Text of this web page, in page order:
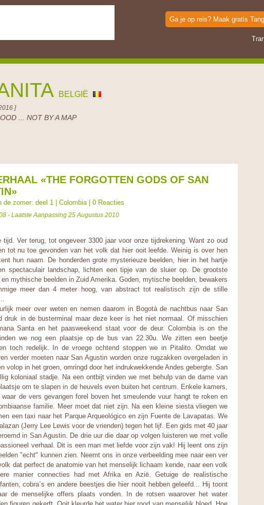
Ga je op reis? Maak gratis
BELGIË
]
... NOT BY A MAP
«THE FORGOTTEN GODS OF SAN
de zomer: deel 1 Colombia| 0 Reacties
- Laatste Aanpassing 25 Augustus 2010
tijd. Ver terug, tot ongeveer 3300 jaar voor onze tijdrekening. Want zo oud
tot nu toe gevonden van het volk dat hier ooit leefde. Weinig is over hen
hun naam. De honderden grote mysterieuze beelden, hier in het hartje
spectaculair landschap, lichten een tipje van de sluier op. De grootste
mythische beelden in Zuid Amerika. Goden, mytische beelden, bewakers
meer dan 4 meter hoog, van abstract tot realistisch zijn de stille
meer over weten en nemen daarom in Bogotá de nachtbus naar San
druk in de busterminal maar deze keer is het niet normaal. Of misschien
Santa en het paasweekend staat voor de deur. Colombia is on the
we nog een plaatsje op de bus van 22.30u. We zitten een beetje
toch redelijk. In de vroege ochtend stoppen we in Pitalito. Omdat we
verder moeten naar San Agustin worden onze rugzakken overgeladen in
volop in het groen, omringd door het indrukwekkende Andes gebergte. San
koloniaal stadje. Na een ontbijt vinden we met behulp van de dame van
om te slapen in de heuvels even buiten het centrum. Enkele kamers,
de vers gevangen forel boven het smeulende vuur hangt te roken en
familie. Meer moet dat niet zijn. Na een kleine siesta vliegen we
een taxi naar het Parque Arqueológico en zijn Fuente de Lavapatas. We
(Jerry Lee Lewis voor de vrienden) tegen het lijf. Een gids met 40 jaar
in San Agustin. De drie uur die daar op volgen luisteren we met volle
verhaal. Dit is een man met liefde voor zijn vak! Hij leent ons zijn
"echt" kunnen zien. Neemt ons in onze verbeelding mee naar een ver
dat perfect de anatomie van het menselijk lichaam kende, naar een volk
manier connecties had met Afrika en Azië. Getuige de realistische
cobra´s en andere beestjes die hier nooit hebben geleefd... Hij toont
de menselijke offers plaats vonden. In de rotsen waarover het water